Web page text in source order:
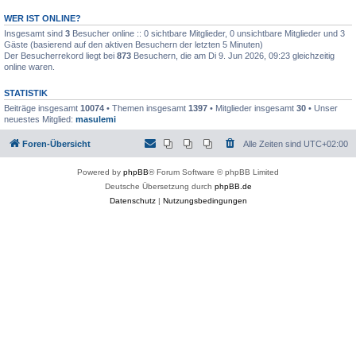
WER IST ONLINE?
Insgesamt sind 3 Besucher online :: 0 sichtbare Mitglieder, 0 unsichtbare Mitglieder und 3
Gäste (basierend auf den aktiven Besuchern der letzten 5 Minuten)
Der Besucherrekord liegt bei 873 Besuchern, die am Di 9. Jun 2026, 09:23 gleichzeitig
online waren.
STATISTIK
Beiträge insgesamt 10074 • Themen insgesamt 1397 • Mitglieder insgesamt 30 • Unser
neuestes Mitglied: masulemi
Foren-Übersicht Alle Zeiten sind UTC+02:00
Powered by phpBB® Forum Software © phpBB Limited
Deutsche Übersetzung durch phpBB.de
Datenschutz| Nutzungsbedingungen